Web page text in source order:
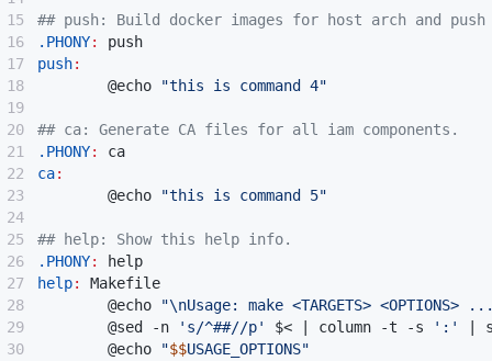
.PHONY:
push
push:
        @echo
"this is command 4"
.PHONY:
ca
ca:
        @echo
"this is command 5"
.PHONY:
help
help:
Makefile
        @echo
"\nUsage: make <TARGETS>
        @sed -n
's/^##//p' $< | column -t -s ':' |
        @echo
"$$USAGE_OPTIONS"